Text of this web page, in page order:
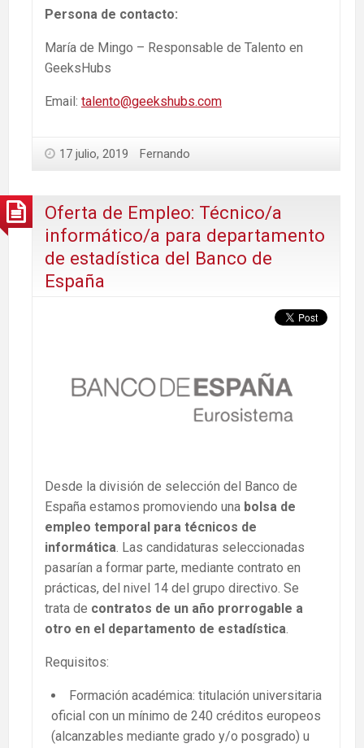
Persona de contacto:
María de Mingo – Responsable de Talento en
GeeksHubs
Email: talento@geekshubs.com
17 julio, 2019 Fernando
Oferta de Empleo: Técnico/a
informático/a para departamento
de estadística del Banco de
España
Desde la división de selección del Banco de
España estamos promoviendo una bolsa de
empleo temporal para técnicos de
informática. Las candidaturas seleccionadas
pasarían a formar parte, mediante contrato en
prácticas, del nivel 14 del grupo directivo. Se
trata de contratos de un año prorrogable a
otro en el departamento de estadística.
Requisitos:
Formación académica: titulación universitaria
oficial con un mínimo de 240 créditos europeos
(alcanzables mediante grado y/o posgrado) u